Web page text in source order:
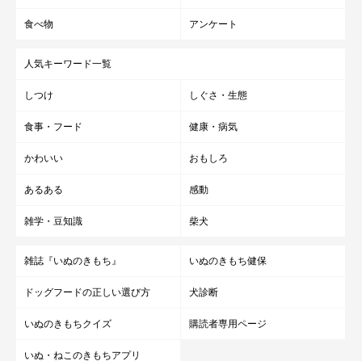
食べ物 アンケート
人気キーワード一覧
しつけ しぐさ・生態
食事・フード 健康・病気
かわいい おもしろ
あるある 感動
雑学・豆知識 柴犬
雑誌『いぬのきもち』 いぬのきもち健保
ドッグフードの正しい選び方 犬診断
いぬのきもちクイズ 購読者専用ページ
いぬ・ねこのきもちアプリ